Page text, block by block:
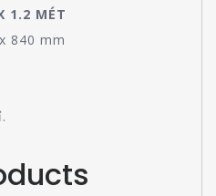
1.2 MÉT
840 mm